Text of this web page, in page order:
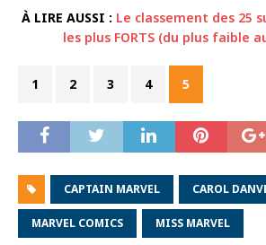
À LIRE AUSSI : Le classement des 25
les plus FORTS (du plus faible
1 2 3 4 5
CAPTAIN MARVEL CAROL
MARVEL COMICS MISS MARVEL